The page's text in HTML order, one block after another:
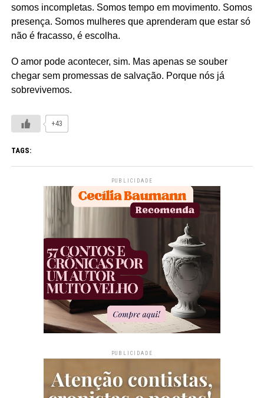
somos incompletas. Somos tempo em movimento. Somos
presença. Somos mulheres que aprenderam que estar só
não é fracasso, é escolha.
O amor pode acontecer, sim. Mas apenas se souber
chegar sem promessas de salvação. Porque nós já
sobrevivemos.
+43
TAGS:
PUBLICIDADE
PUBLICIDADE